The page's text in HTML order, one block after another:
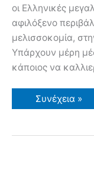
οι Ελληνικές
αφιλόξενο
μελισσοκομία,
Υπάρχουν μέρη
κάποιος να
Αστική
Καλλιέργεια
Ταράτσες
Συνέχεια »